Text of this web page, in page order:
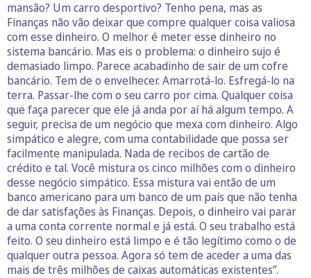
mansão? Um carro desportivo? Tenho pena, mas as
Finanças não vão deixar que compre qualquer coisa valiosa
com esse dinheiro. O melhor é meter esse dinheiro no
sistema bancário. Mas eis o problema: o dinheiro sujo é
demasiado limpo. Parece acabadinho de sair de um cofre
bancário. Tem de o envelhecer. Amarrotá-lo. Esfregá-lo na
terra. Passar-lhe com o seu carro por cima. Qualquer coisa
que faça parecer que ele já anda por aí há algum tempo. A
seguir, precisa de um negócio que mexa com dinheiro. Algo
simpático e alegre, com uma contabilidade que possa ser
facilmente manipulada. Nada de recibos de cartão de
crédito e tal. Você mistura os cinco milhões com o dinheiro
desse negócio simpático. Essa mistura vai então de um
banco americano para um banco de um país que não tenha
de dar satisfações às Finanças. Depois, o dinheiro vai parar
a uma conta corrente normal e já está. O seu trabalho está
feito. O seu dinheiro está limpo e é tão legítimo como o de
qualquer outra pessoa. Agora só tem de aceder a uma das
mais de três milhões de caixas automáticas existentes”.